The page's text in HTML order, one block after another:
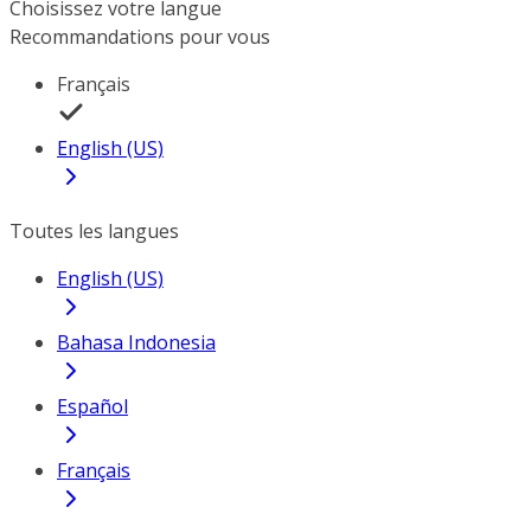
Choisissez votre langue
Recommandations pour vous
Français
English (US)
Toutes les langues
English (US)
Bahasa Indonesia
Español
Français